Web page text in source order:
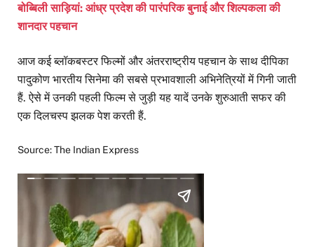
बोब्बिली साड़ियां: आंध्र प्रदेश की पारंपरिक बुनाई और शिल्पकला की
शानदार पहचान
आज कई ब्लॉकबस्टर फिल्मों और अंतरराष्ट्रीय पहचान के साथ दीपिका
पादुकोण भारतीय सिनेमा की सबसे प्रभावशाली अभिनेत्रियों में गिनी जाती
हैं. ऐसे में उनकी पहली फिल्म से जुड़ी यह यादें उनके शुरुआती सफर की
एक दिलचस्प झलक पेश करती हैं.
Source: The Indian Express